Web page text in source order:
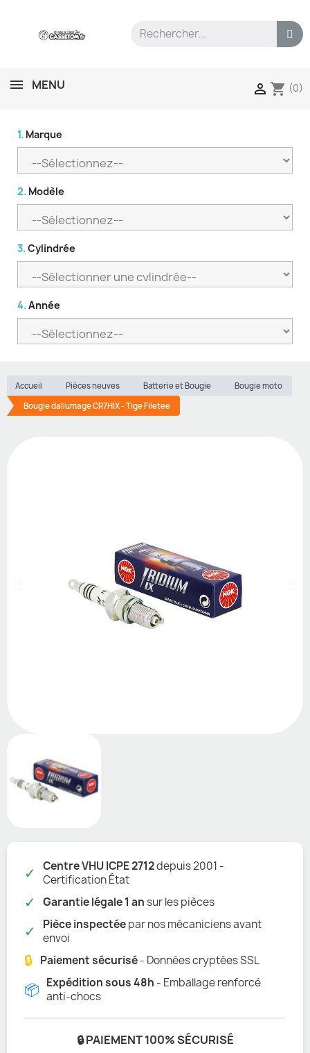
MENU  shopping_cart (0)
1. Marque
2. Modèle
3. Cylindrée
4. Année
Accueil Pièces neuves Batterie et Bougie
Bougie moto
Bougie dallumage CR7HIX - Tige Filetee
✓ Centre VHU ICPE 2712depuis 2001 -
Certification État
✓ Garantie légale 1 ansur les pièces
✓ Pièce inspectéepar nos mécaniciens avant
envoi
🔒 Paiement sécurisé- Données cryptées SSL
📦 Expédition sous 48h - Emballage renforcé
anti-chocs
🔒 PAIEMENT 100% SÉCURISÉ